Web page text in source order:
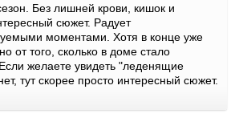
Без лишней крови, кишок и
сюжет. Радует
моментами. Хотя в конце уже
от того, сколько в доме стало
желаете увидеть "леденящие
тут скорее просто интересный сюжет.